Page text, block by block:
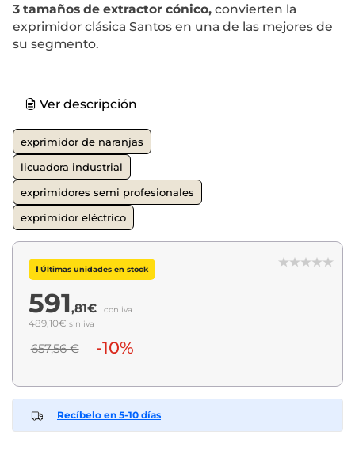
3 tamaños de extractor cónico, convierten la
exprimidor clásica Santos en una de las mejores de
su segmento.
Ver descripción
exprimidor de naranjas
licuadora industrial
exprimidores semi profesionales
exprimidor eléctrico
Últimas unidades en stock
591,81€ con iva
489,10€ sin iva
657,56 € -10%
Recíbelo en 5-10 días